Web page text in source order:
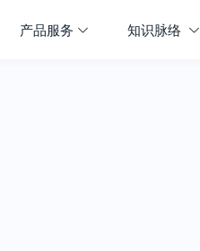
产品服务 知识脉络